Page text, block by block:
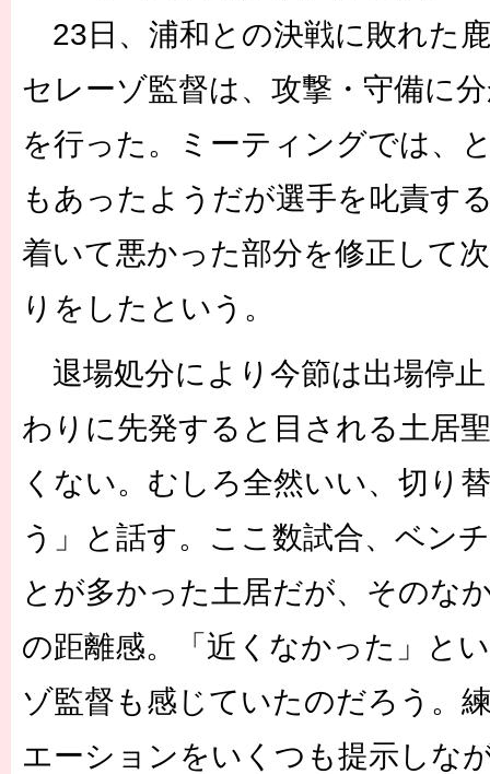
長谷川 アーリアジャスールさんがシンポジウム「気候変動から命
23日、浦和との決戦に敗れた
セレーゾ監督は、攻撃・守備に
を行った。ミーティングでは、
もあったようだが選手を叱責す
着いて悪かった部分を修正して
りをしたという。
退場処分により今節は出場停
わりに先発すると目される土居
くない。むしろ全然いい、切り
う」と話す。ここ数試合、ベン
とが多かった土居だが、そのな
の距離感。「近くなかった」と
ゾ監督も感じていたのだろう。
エーションをいくつも提示しな